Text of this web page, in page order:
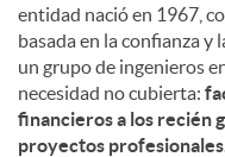
entidad nació en 1967,
basada en la confianza y
un grupo de ingenieros
necesidad no cubierta:
financieros a los recién
proyectos profesionales.